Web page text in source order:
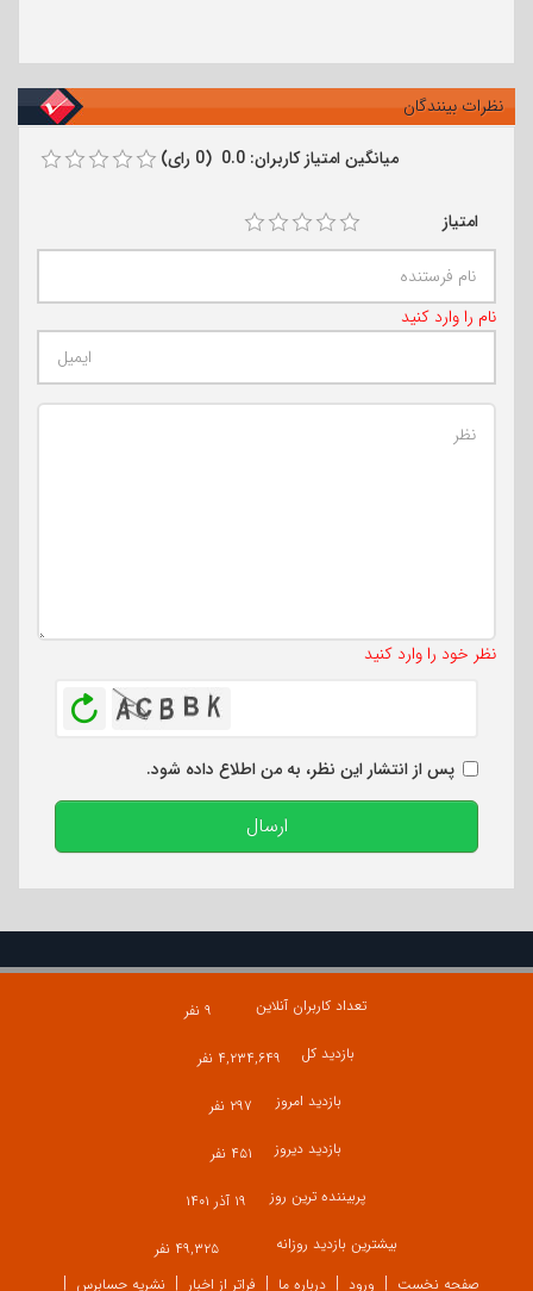
نظرات بینندگان
میانگین امتیاز کاربران: 0.0 (0 رای)
امتیاز
نام را وارد کنید
نظر خود را وارد کنید
پس از انتشار این نظر، به من اطلاع داده شود.
ارسال
تعداد کاربران آنلاین
۹ نفر
بازدید کل
۴,۲۳۴,۶۴۹ نفر
بازدید امروز
۲۹۷ نفر
بازدید دیروز
۴۵۱ نفر
پربیننده ترین روز
۱۹ آذر ۱۴۰۱
بیشترین بازدید روزانه
۴۹,۳۲۵ نفر
صفحه نخست
ورود درباره ما فراتر از اخبار نشریه حسابرس